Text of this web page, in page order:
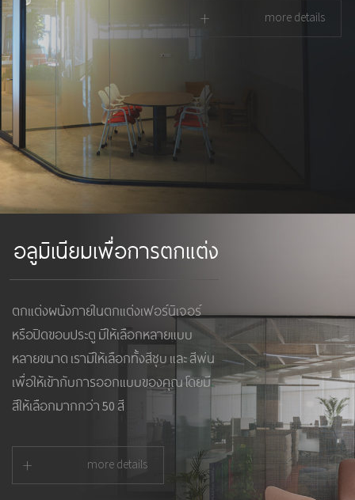
+ more details
อลูมิเนียมเพื่อการตกแต่ง
ตกแต่งผนังภายในตกแต่งเฟอร์นิเจอร์
หรือปิดขอบประตู มีให้เลือกหลายแบบ
หลายขนาด เรามีให้เลือกทั้งสีชุบ และ สีพ่น
เพื่อให้เข้ากับการออกแบบของคุณ โดยมี
สีให้เลือกมากกว่า 50 สี
+ more details